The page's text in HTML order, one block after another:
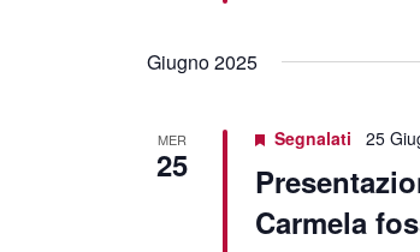
Giugno 2025
MER
25
Segnalati 25
Carmela